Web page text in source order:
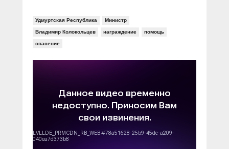
Удмуртская Республика Министр
Владимир Колокольцев награждение помощь
спасение